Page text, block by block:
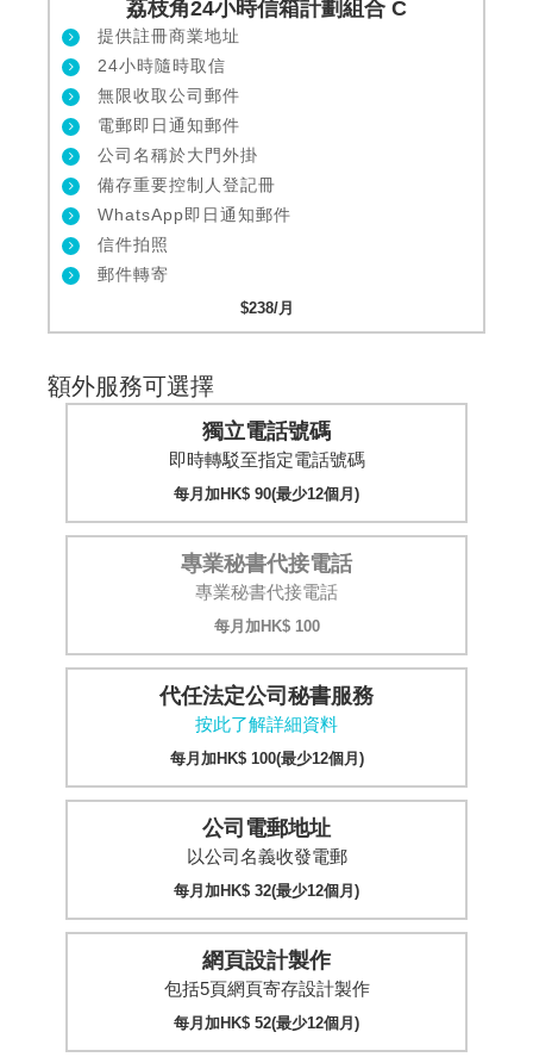
荔枝角24小時信箱計劃組合 C
提供註冊商業地址
24小時隨時取信
無限收取公司郵件
電郵即日通知郵件
公司名稱於大門外掛
備存重要控制人登記冊
WhatsApp即日通知郵件
信件拍照
郵件轉寄
$238/月
額外服務可選擇
獨立電話號碼
即時轉駁至指定電話號碼
每月加HK$ 90(最少12個月)
專業秘書代接電話
專業秘書代接電話
每月加HK$ 100
代任法定公司秘書服務
按此了解詳細資料
每月加HK$ 100(最少12個月)
公司電郵地址
以公司名義收發電郵
每月加HK$ 32(最少12個月)
網頁設計製作
包括5頁網頁寄存設計製作
每月加HK$ 52(最少12個月)